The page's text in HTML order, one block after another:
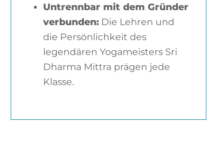
Untrennbar mit dem Gründer
verbunden: Die Lehren und
die Persönlichkeit des
legendären Yogameisters Sri
Dharma Mittra prägen jede
Klasse.